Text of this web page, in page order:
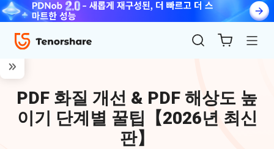
PDF 화질 개선 & PDF 해상도 높
이기 단계별 꿀팁【2026년 최신
판】